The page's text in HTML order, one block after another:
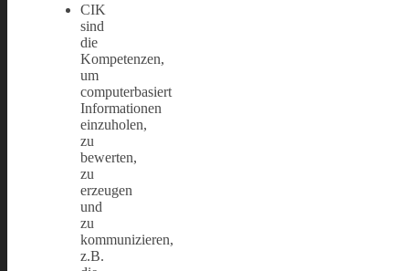
CIK
sind
die
Kompetenzen,
um
computerbasiert
Informationen
einzuholen,
zu
bewerten,
zu
erzeugen
und
zu
kommunizieren,
z.B.